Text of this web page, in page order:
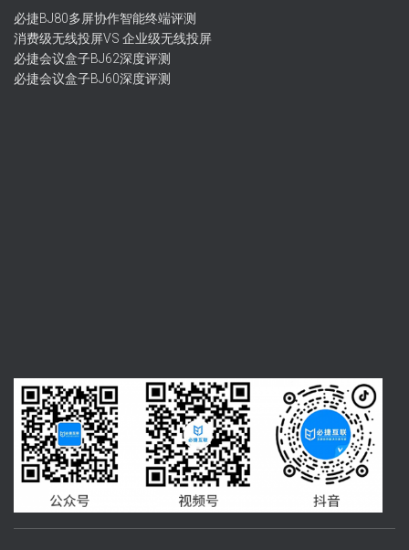
必捷BJ80多屏协作智能终端评测
消费级无线投屏VS 企业级无线投屏
必捷会议盒子BJ62深度评测
必捷会议盒子BJ60深度评测